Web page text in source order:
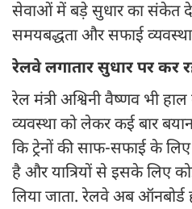
सेवाओं में बड़े सुधार का संकेत
समयबद्धता और सफाई व्यवस्था
रेलवे लगातार सुधार पर कर
रेल मंत्री अश्विनी वैष्णव भी
व्यवस्था को लेकर कई बार
कि ट्रेनों की साफ-सफाई के
है और यात्रियों से इसके लिए
लिया जाता. रेलवे अब ऑनबोर्ड